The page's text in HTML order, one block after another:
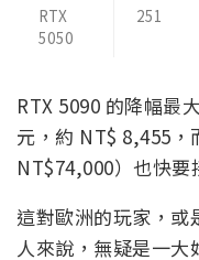
RTX
5050
251
RTX 5090 的降幅最
元，約 NT$ 8,455，
NT$74,000）也快要
這對歐洲的玩家，
人來說，無疑是一